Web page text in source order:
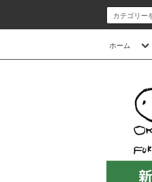
ホーム